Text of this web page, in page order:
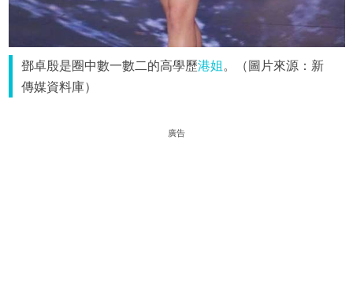
鄧卓殷是圈中數一數二的高學歷港姐 。（圖片來源：新
傳媒資料庫）
廣告